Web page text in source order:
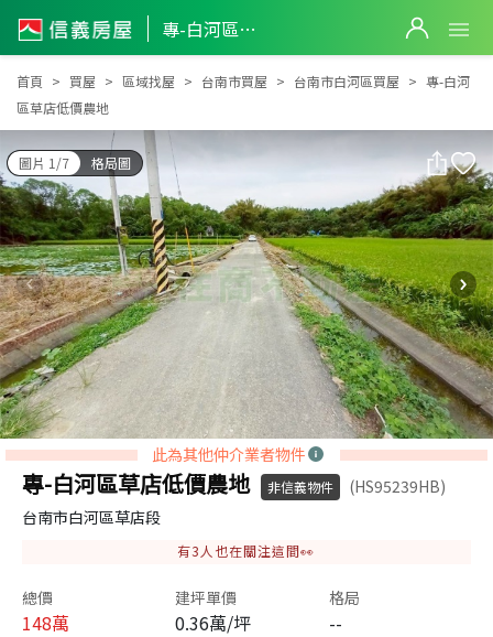
專-白河區草店低價農地
專-白河區草店低價農地
首頁 買屋 區域找屋 台南市買屋 台南市白河區買屋
專-白河
區草店低價農地
圖片 1/7 格局圖
此為其他仲介業者物件
專-白河區草店低價農地 非信義物件
(HS95239HB)
台南市白河區草店段
有3 人也在關注這間👀
總價
148萬
建坪單價
0.36萬/坪
格局
--